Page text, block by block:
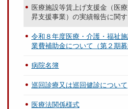
医療施設等賃上げ支援金（医
昇支援事業）の実績報告に関
令和８年度医療・介護・福祉
業費補助金について（第２期募
病院名簿
巡回診療又は巡回健診について
医療法関係様式